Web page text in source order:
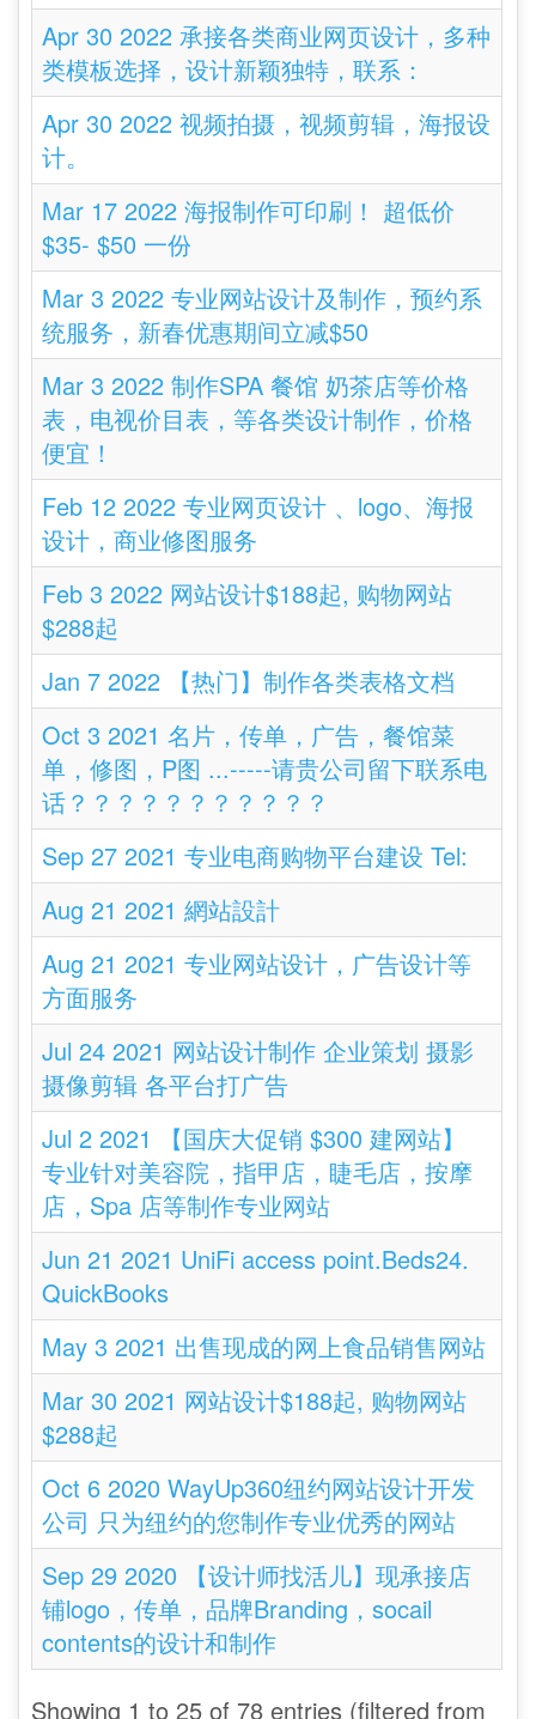
Apr 30 2022 承接各类商业网页设计，多种
类模板选择，设计新颖独特，联系：
Apr 30 2022 视频拍摄，视频剪辑，海报设
计。
Mar 17 2022 海报制作可印刷！ 超低价
$35- $50 一份
Mar 3 2022 专业网站设计及制作，预约系
统服务，新春优惠期间立减$50
Mar 3 2022 制作SPA 餐馆 奶茶店等价格
表，电视价目表，等各类设计制作，价格
便宜！
Feb 12 2022 专业网页设计 、logo、海报
设计，商业修图服务
Feb 3 2022 网站设计$188起, 购物网站
$288起
Jan 7 2022 【热门】制作各类表格文档
Oct 3 2021 名片，传单，广告，餐馆菜
单，修图，P图 ...-----请贵公司留下联系电
话？？？？？？？？？？？
Sep 27 2021 专业电商购物平台建设 Tel:
Aug 21 2021 網站設計
Aug 21 2021 专业网站设计，广告设计等
方面服务
Jul 24 2021 网站设计制作 企业策划 摄影
摄像剪辑 各平台打广告
Jul 2 2021 【国庆大促销 $300 建网站】
专业针对美容院，指甲店，睫毛店，按摩
店，Spa 店等制作专业网站
Jun 21 2021 UniFi access point.Beds24.
QuickBooks
May 3 2021 出售现成的网上食品销售网站
Mar 30 2021 网站设计$188起, 购物网站
$288起
Oct 6 2020 WayUp360纽约网站设计开发
公司 只为纽约的您制作专业优秀的网站
Sep 29 2020 【设计师找活儿】现承接店
铺logo，传单，品牌Branding，socail
contents的设计和制作
Showing 1 to 25 of 78 entries (filtered from